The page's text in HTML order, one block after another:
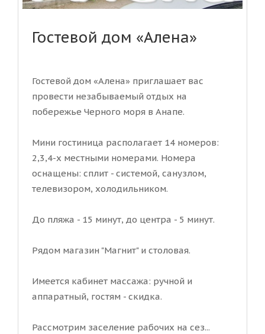
Гостевой дом «Алена»
Гостевой дом «Алена» приглашает вас
провести незабываемый отдых на
побережье Черного моря в Анапе.
Мини гостиница располагает 14 номеров:
2,3,4-х местными номерами. Номера
оснащены: сплит - системой, санузлом,
телевизором, холодильником.
До пляжа - 15 минут, до центра - 5 минут.
Рядом магазин "Магнит" и столовая.
Имеется кабинет массажа: ручной и
аппаратный, гостям - скидка.
Рассмотрим заселение рабочих на сез...